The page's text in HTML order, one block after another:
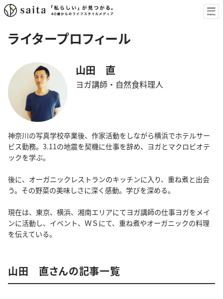
ライタープロフィール
山田 直
ヨガ講師・自然食料理人
神奈川の写真学校卒業後、作家活動をしながら横浜でホテルサー
ビス勤務。3.11の地震を契機に仕事を辞め、ヨガとマクロビオテ
ックを学ぶ。
後に、オーガニックレストランのキッチンに入り、重ね煮と出会
う。その野菜の美味しさに深く感動。学びを深める。
現在は、東京、横浜、湘南エリアにてヨガ講師の仕事ヨガをメイ
ンに活動し、イベント、ＷＳにて、重ね煮やオーガニックの料理
を伝えている。
山田 直さんの記事一覧